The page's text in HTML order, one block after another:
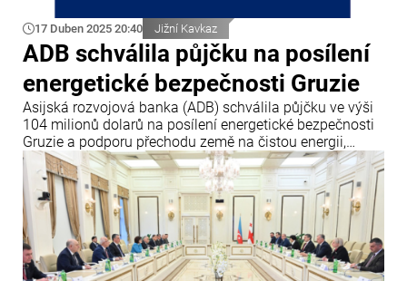
17 Duben 2025 20:40 Jižní Kavkaz
ADB schválila půjčku na posílení
energetické bezpečnosti Gruzie
Asijská rozvojová banka (ADB) schválila půjčku ve výši
104 milionů dolarů na posílení energetické bezpečnosti
Gruzie a podporu přechodu země na čistou energii,
uvádí Info Bridge s odkazem na Trend.